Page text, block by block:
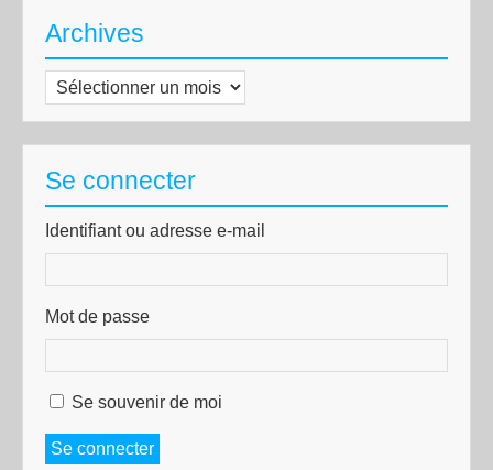
Archives
Archives
Se connecter
Identifiant ou adresse e-mail
Mot de passe
Se souvenir de moi
Se connecter